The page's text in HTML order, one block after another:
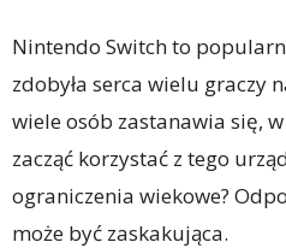
Nintendo Switch to
zdobyła serca wielu graczy
wiele osób zastanawia się,
zacząć korzystać z tego
ograniczenia wiekowe?
może być zaskakująca.